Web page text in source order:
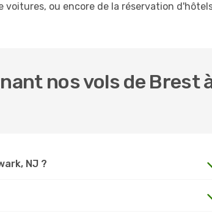
ou encore de la réservation
nos vols de Brest
NJ ?